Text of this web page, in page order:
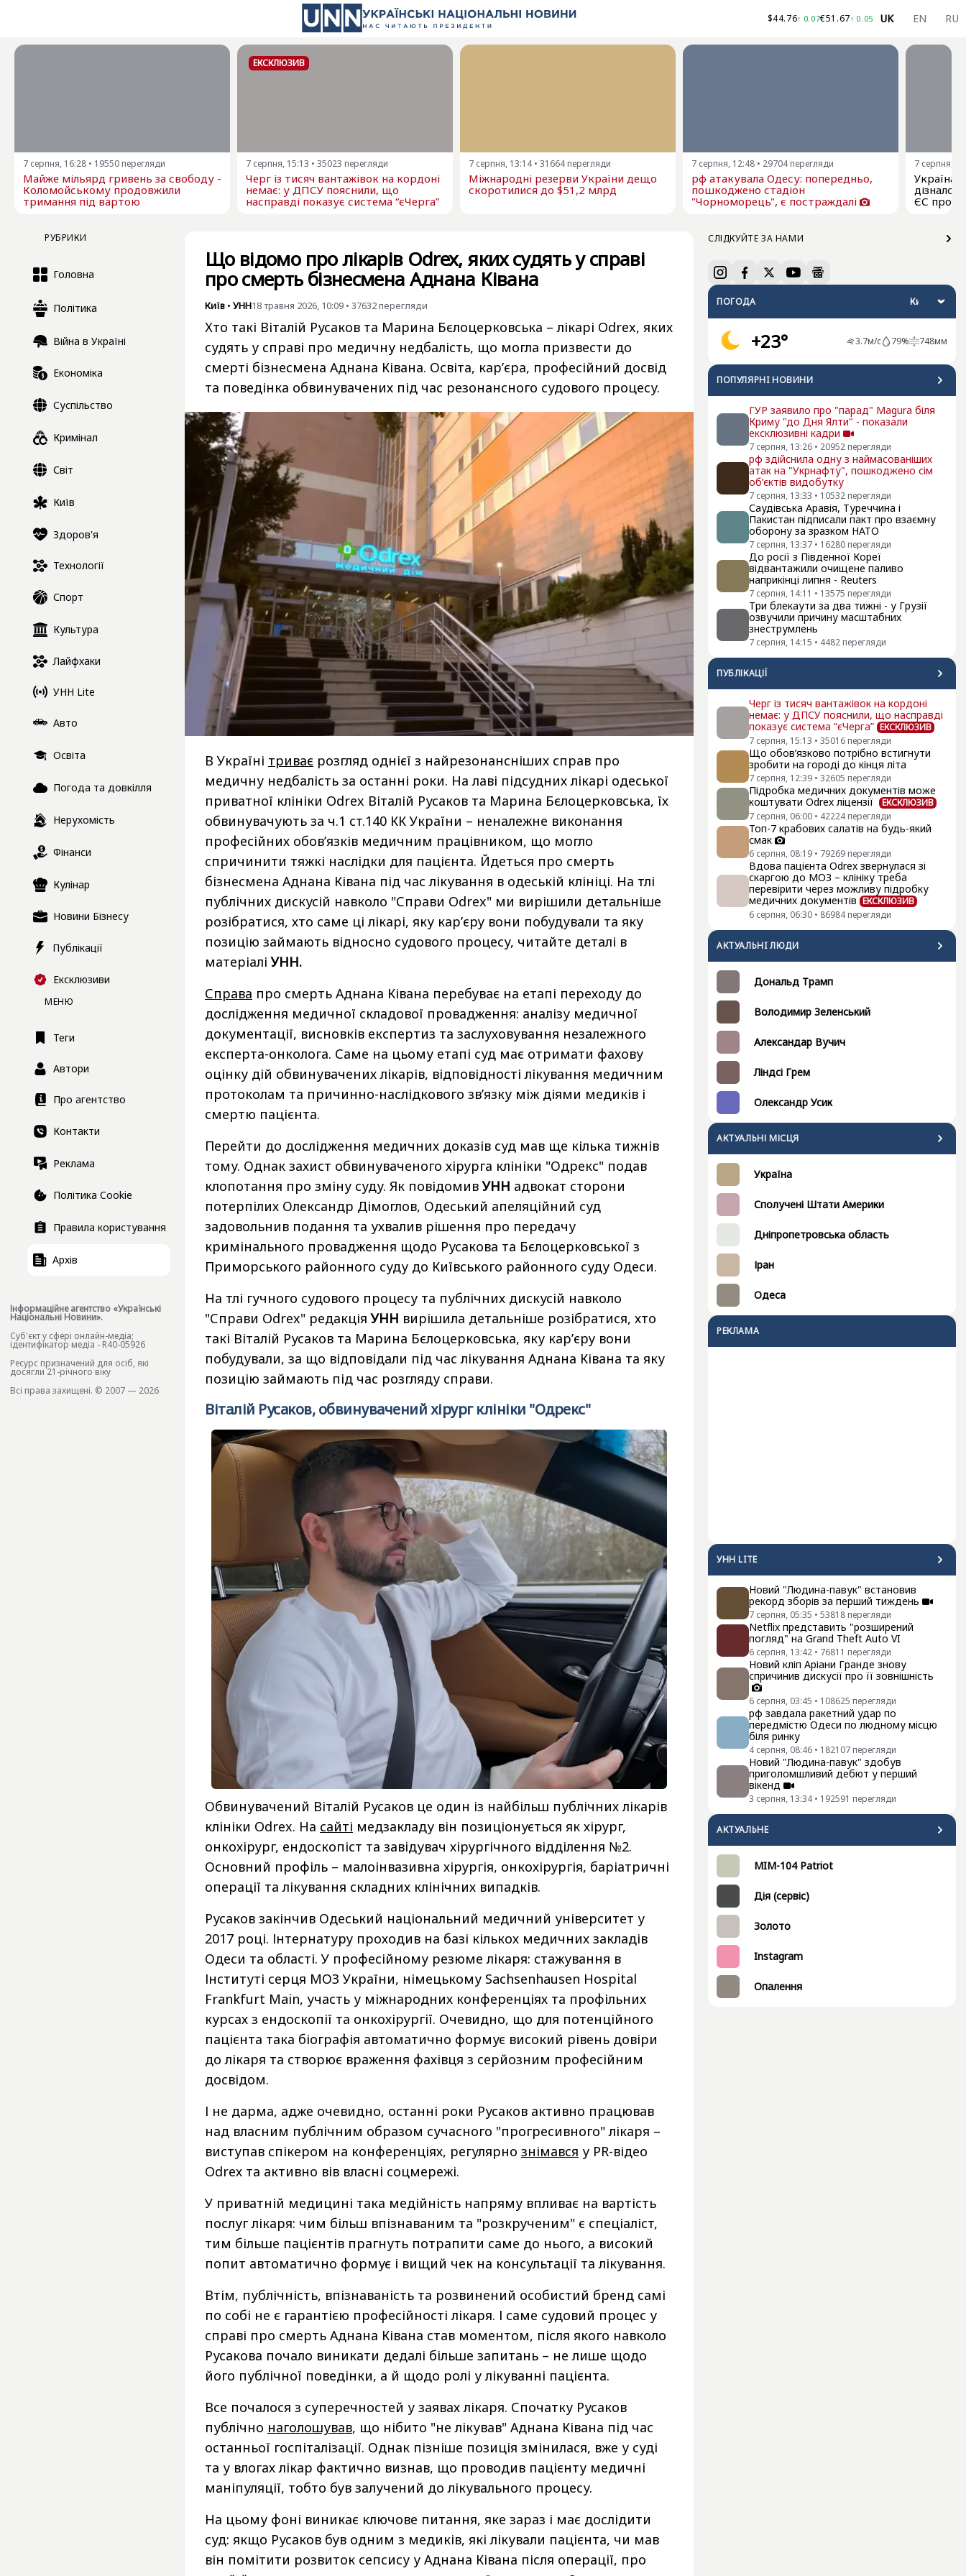
$44.76↑ 0.07€51.67↑ 0.05 UK EN RU
7 серпня, 16:28 • 19550 перегляди
Майже мільярд гривень за свободу -
Коломойському продовжили
тримання під вартою
ЕКСКЛЮЗИВ
7 серпня, 15:13 • 35023 перегляди
Черг із тисяч вантажівок на кордоні
немає: у ДПСУ пояснили, що
насправді показує система “єЧерга”
7 серпня, 13:14 • 31664 перегляди
Міжнародні резерви України дещо
скоротилися до $51,2 млрд
7 серпня, 12:48 • 29704 перегляди
рф атакувала Одесу: попередньо,
пошкоджено стадіон
"Чорноморець", є постраждалі
7 серпня,
Україна
ЄС про
РУБРИКИ
Головна
Політика
Війна в Україні
Економіка
Суспільство
Кримінал
Світ
Київ
Здоров'я
Технології
Спорт
Культура
Лайфхаки
УНН Lite
Авто
Освіта
Погода та довкілля
Нерухомість
Фінанси
Кулінар
Новини Бізнесу
Публікації
Ексклюзиви
МЕНЮ
Теги
Автори
Про агентство
Контакти
Реклама
Політика Cookie
Правила користування
Архів
Інформаційне агентство «Українські
Національні Новини».
Cуб'єкт у сфері онлайн-медіа;
ідентифікатор медіа - R40-05926
Ресурс призначений для осіб, які
досягли 21-річного віку
Всі права захищені. © 2007 — 2026
СЛІДКУЙТЕ ЗА НАМИ
ПОГОДА
+23° 3.7м/с 79% 748мм
ПОПУЛЯРНI НОВИНИ
ГУР заявило про "парад" Magura біля
Криму "до Дня Ялти" - показали
ексклюзивні кадри
7 серпня, 13:26 • 20952 перегляди
рф здійснила одну з наймасованіших
атак на "Укрнафту", пошкоджено сім
об’єктів видобутку
7 серпня, 13:33 • 10532 перегляди
Саудівська Аравія, Туреччина і
Пакистан підписали пакт про взаємну
оборону за зразком НАТО
7 серпня, 13:37 • 16280 перегляди
До росії з Південної Кореї
відвантажили очищене паливо
наприкінці липня - Reuters
7 серпня, 14:11 • 13575 перегляди
Три блекаути за два тижні - у Грузії
озвучили причину масштабних
знеструмлень
7 серпня, 14:15 • 4482 перегляди
ПУБЛІКАЦІЇ
Черг із тисяч вантажівок на кордоні
немає: у ДПСУ пояснили, що насправді
показує система “єЧерга” ЕКСКЛЮЗИВ
7 серпня, 15:13 • 35016 перегляди
Що обов’язково потрібно встигнути
зробити на городі до кінця літа
7 серпня, 12:39 • 32605 перегляди
Підробка медичних документів може
коштувати Odrex ліцензії
ЕКСКЛЮЗИВ
7 серпня, 06:00 • 42224 перегляди
Топ-7 крабових салатів на будь-який
смак
6 серпня, 08:19 • 79269 перегляди
Вдова пацієнта Odrex звернулася зі
скаргою до МОЗ – клініку треба
перевірити через можливу підробку
медичних документів ЕКСКЛЮЗИВ
6 серпня, 06:30 • 86984 перегляди
АКТУАЛЬНI ЛЮДИ
Дональд Трамп
Володимир Зеленський
Александар Вучич
Ліндсі Грем
Олександр Усик
АКТУАЛЬНІ МІСЦЯ
Україна
Сполучені Штати Америки
Дніпропетровська область
Іран
Одеса
РЕКЛАМА
УНН LITE
Новий "Людина-павук" встановив
рекорд зборів за перший тиждень
7 серпня, 05:35 • 53818 перегляди
Netflix представить "розширений
погляд" на Grand Theft Auto VI
6 серпня, 13:42 • 76811 перегляди
Новий кліп Аріани Гранде знову
спричинив дискусії про її зовнішність
6 серпня, 03:45 • 108625 перегляди
рф завдала ракетний удар по
передмістю Одеси по людному місцю
біля ринку
4 серпня, 08:46 • 182107 перегляди
Новий "Людина-павук" здобув
приголомшливий дебют у перший
вікенд
3 серпня, 13:34 • 192591 перегляди
АКТУАЛЬНЕ
MIM-104 Patriot
Дія (сервіс)
Золото
Instagram
Опалення
Що відомо про лікарів Odrex, яких судять у справі
про смерть бізнесмена Аднана Ківана
Київ • УНН18 травня 2026, 10:09 • 37632перегляди
Хто такі Віталій Русаков та Марина Бєлоцерковська – лікарі Odrex, яких
судять у справі про медичну недбалість, що могла призвести до
смерті бізнесмена Аднана Ківана. Освіта, кар’єра, професійний досвід
та поведінка обвинувачених під час резонансного судового процесу.
В Україні триває розгляд однієї з найрезонансніших справ про
медичну недбалість за останні роки. На лаві підсудних лікарі одеської
приватної клініки Odrex Віталій Русаков та Марина Бєлоцерковська, їх
обвинувачують за ч.1 ст.140 КК України – неналежне виконання
професійних обов’язків медичним працівником, що могло
спричинити тяжкі наслідки для пацієнта. Йдеться про смерть
бізнесмена Аднана Ківана під час лікування в одеській клініці. На тлі
публічних дискусій навколо "Справи Odrex" ми вирішили детальніше
розібратися, хто саме ці лікарі, яку кар’єру вони побудували та яку
позицію займають відносно судового процесу, читайте деталі в
матеріаліУНН.
Справа про смерть Аднана Ківана перебуває на етапі переходу до
дослідження медичної складової провадження: аналізу медичної
документації, висновків експертиз та заслуховування незалежного
експерта-онколога. Саме на цьому етапі суд має отримати фахову
оцінку дій обвинувачених лікарів, відповідності лікування медичним
протоколам та причинно-наслідкового зв’язку між діями медиків і
смертю пацієнта.
Перейти до дослідження медичних доказів суд мав ще кілька тижнів
тому. Однак захист обвинуваченого хірурга клініки "Одрекс" подав
клопотання про зміну суду. Як повідомивУНН адвокат сторони
потерпілих Олександр Дімоглов, Одеський апеляційний суд
задовольнив подання та ухвалив рішення про передачу
кримінального провадження щодо Русакова та Бєлоцерковської з
Приморського районного суду до Київського районного суду Одеси.
На тлі гучного судового процесу та публічних дискусій навколо
"Справи Odrex" редакціяУНН вирішила детальніше розібратися, хто
такі Віталій Русаков та Марина Бєлоцерковська, яку кар’єру вони
побудували, за що відповідали під час лікування Аднана Ківана та яку
позицію займають під час розгляду справи.
Віталій Русаков, обвинувачений хірург клініки "Одрекс"
Обвинувачений Віталій Русаков це один із найбільш публічних лікарів
клініки Odrex. На сайті медзакладу він позиціонується як хірург,
онкохірург, ендоскопіст та завідувач хірургічного відділення №2.
Основний профіль – малоінвазивна хірургія, онкохірургія, баріатричні
операції та лікування складних клінічних випадків.
Русаков закінчив Одеський національний медичний університет у
2017 році. Інтернатуру проходив на базі кількох медичних закладів
Одеси та області. У професійному резюме лікаря: стажування в
Інституті серця МОЗ України, німецькому Sachsenhausen Hospital
Frankfurt Main, участь у міжнародних конференціях та профільних
курсах з ендоскопії та онкохірургії. Очевидно, що для потенційного
пацієнта така біографія автоматично формує високий рівень довіри
до лікаря та створює враження фахівця з серйозним професійним
досвідом.
І не дарма, адже очевидно, останні роки Русаков активно працював
над власним публічним образом сучасного "прогресивного" лікаря –
виступав спікером на конференціях, регулярно знімався у PR-відео
Odreх та активно вів власні соцмережі.
У приватній медицині така медійність напряму впливає на вартість
послуг лікаря: чим більш впізнаваним та "розкрученим" є спеціаліст,
тим більше пацієнтів прагнуть потрапити саме до нього, а високий
попит автоматично формує і вищий чек на консультації та лікування.
Втім, публічність, впізнаваність та розвинений особистий бренд самі
по собі не є гарантією професійності лікаря. І саме судовий процес у
справі про смерть Аднана Ківана став моментом, після якого навколо
Русакова почало виникати дедалі більше запитань – не лише щодо
його публічної поведінки, а й щодо ролі у лікуванні пацієнта.
Все почалося з суперечностей у заявах лікаря. Спочатку Русаков
публічно наголошував, що нібито "не лікував" Аднана Ківана під час
останньої госпіталізації. Однак пізніше позиція змінилася, вже у суді
та у влогах лікар фактично визнав, що проводив пацієнту медичні
маніпуляції, тобто був залучений до лікувального процесу.
На цьому фоні виникає ключове питання, яке зараз і має дослідити
суд: якщо Русаков був одним з медиків, які лікували пацієнта, чи мав
він помітити розвиток сепсису у Аднана Ківана після операції, про